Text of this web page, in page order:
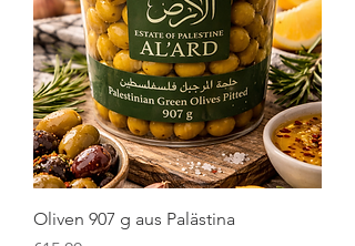
Oliven 907 g aus Palästina